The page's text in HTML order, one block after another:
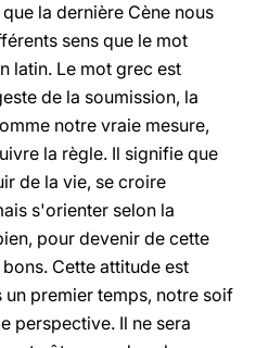
la dernière Cène nous
sens que le mot
latin. Le mot grec est
de la soumission, la
notre vraie mesure,
la règle. Il signifie que
de la vie, se croire
s'orienter selon la
pour devenir de cette
Cette attitude est
un premier temps, notre soif
perspective. Il ne sera